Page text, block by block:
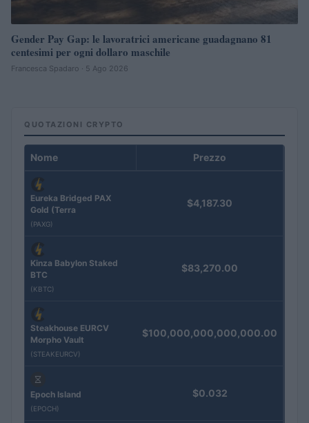
Gender Pay Gap: le lavoratrici americane guadagnano 81
centesimi per ogni dollaro maschile
Francesca Spadaro · 5 Ago 2026
QUOTAZIONI CRYPTO
Nome Prezzo
Eureka Bridged PAX
Gold (Terra
(PAXG)
$4,187.30
Kinza Babylon Staked
BTC
(KBTC)
$83,270.00
Steakhouse EURCV
Morpho Vault
(STEAKEURCV)
$100,000,000,000,000.00
Epoch Island
(EPOCH)
$0.032